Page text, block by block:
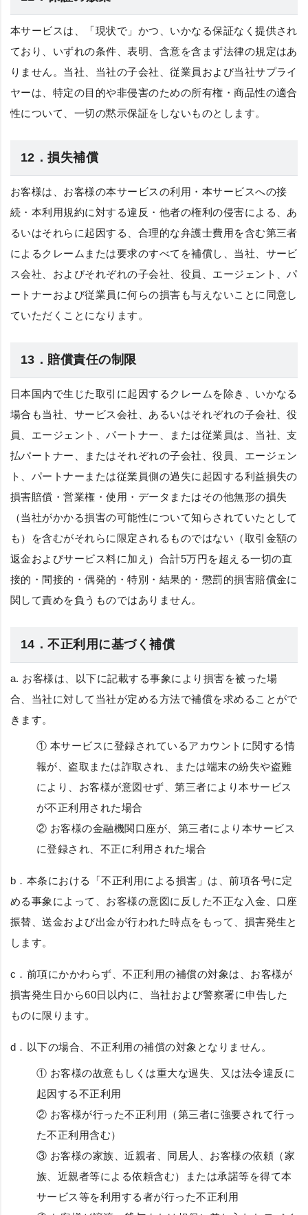
本サービスは、「現状で」かつ、いかなる保証なく提供され
ており、いずれの条件、表明、含意を含まず法律の規定はあ
りません。当社、当社の子会社、従業員および当社サプライ
ヤーは、特定の目的や非侵害のための所有権・商品性の適合
性について、一切の黙示保証をしないものとします。
12．損失補償
お客様は、お客様の本サービスの利用・本サービスへの接
続・本利用規約に対する違反・他者の権利の侵害による、あ
るいはそれらに起因する、合理的な弁護士費用を含む第三者
によるクレームまたは要求のすべてを補償し、当社、サービ
ス会社、およびそれぞれの子会社、役員、エージェント、パ
ートナーおよび従業員に何らの損害も与えないことに同意し
ていただくことになります。
13．賠償責任の制限
日本国内で生じた取引に起因するクレームを除き、いかなる
場合も当社、サービス会社、あるいはそれぞれの子会社、役
員、エージェント、パートナー、または従業員は、当社、支
払パートナー、またはそれぞれの子会社、役員、エージェン
ト、パートナーまたは従業員側の過失に起因する利益損失の
損害賠償・営業権・使用・データまたはその他無形の損失
（当社がかかる損害の可能性について知らされていたとして
も）を含むがそれらに限定されるものではない（取引金額の
返金およびサービス料に加え）合計5万円を超える一切の直
接的・間接的・偶発的・特別・結果的・懲罰的損害賠償金に
関して責めを負うものではありません。
14．不正利用に基づく補償
a. お客様は、以下に記載する事象により損害を被った場
合、当社に対して当社が定める方法で補償を求めることがで
きます。
① 本サービスに登録されているアカウントに関する情
報が、盗取または詐取され、または端末の紛失や盗難
により、お客様が意図せず、第三者により本サービス
が不正利用された場合
② お客様の金融機関口座が、第三者により本サービス
に登録され、不正に利用された場合
b．本条における「不正利用による損害」は、前項各号に定
める事象によって、お客様の意図に反した不正な入金、口座
振替、送金および出金が行われた時点をもって、損害発生と
します。
c．前項にかかわらず、不正利用の補償の対象は、お客様が
損害発生日から60日以内に、当社および警察署に申告した
ものに限ります。
d．以下の場合、不正利用の補償の対象となりません。
① お客様の故意もしくは重大な過失、又は法令違反に
起因する不正利用
② お客様が行った不正利用（第三者に強要されて行っ
た不正利用含む）
③ お客様の家族、近親者、同居人、お客様の依頼（家
族、近親者等による依頼含む）または承諾等を得て本
サービス等を利用する者が行った不正利用